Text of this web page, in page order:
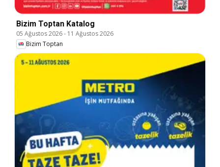
Bizim Toptan Katalog
05 Ağustos 2026- 11 Ağustos 2026
Bizim Toptan